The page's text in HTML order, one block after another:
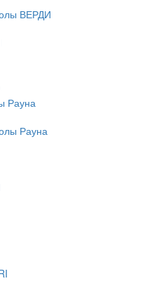
ВЕРДИ
Рауна
Рауна